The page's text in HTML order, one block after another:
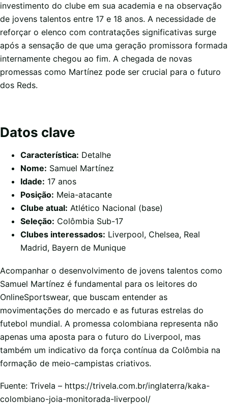
investimento do clube em sua academia e na observação
de jovens talentos entre 17 e 18 anos. A necessidade de
reforçar o elenco com contratações significativas surge
após a sensação de que uma geração promissora formada
internamente chegou ao fim. A chegada de novas
promessas como Martínez pode ser crucial para o futuro
dos Reds.
Datos clave
Característica: Detalhe
Nome: Samuel Martínez
Idade: 17 anos
Posição: Meia-atacante
Clube atual: Atlético Nacional (base)
Seleção: Colômbia Sub-17
Clubes interessados: Liverpool, Chelsea, Real
Madrid, Bayern de Munique
Acompanhar o desenvolvimento de jovens talentos como
Samuel Martínez é fundamental para os leitores do
OnlineSportswear, que buscam entender as
movimentações do mercado e as futuras estrelas do
futebol mundial. A promessa colombiana representa não
apenas uma aposta para o futuro do Liverpool, mas
também um indicativo da força contínua da Colômbia na
formação de meio-campistas criativos.
Fuente: Trivela – https://trivela.com.br/inglaterra/kaka-
colombiano-joia-monitorada-liverpool/